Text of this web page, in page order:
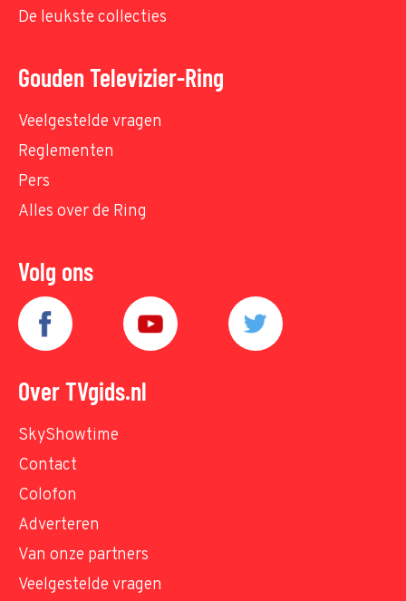
De leukste collecties
Gouden Televizier-Ring
Veelgestelde vragen
Reglementen
Pers
Alles over de Ring
Volg ons
Over TVgids.nl
SkyShowtime
Contact
Colofon
Adverteren
Van onze partners
Veelgestelde vragen